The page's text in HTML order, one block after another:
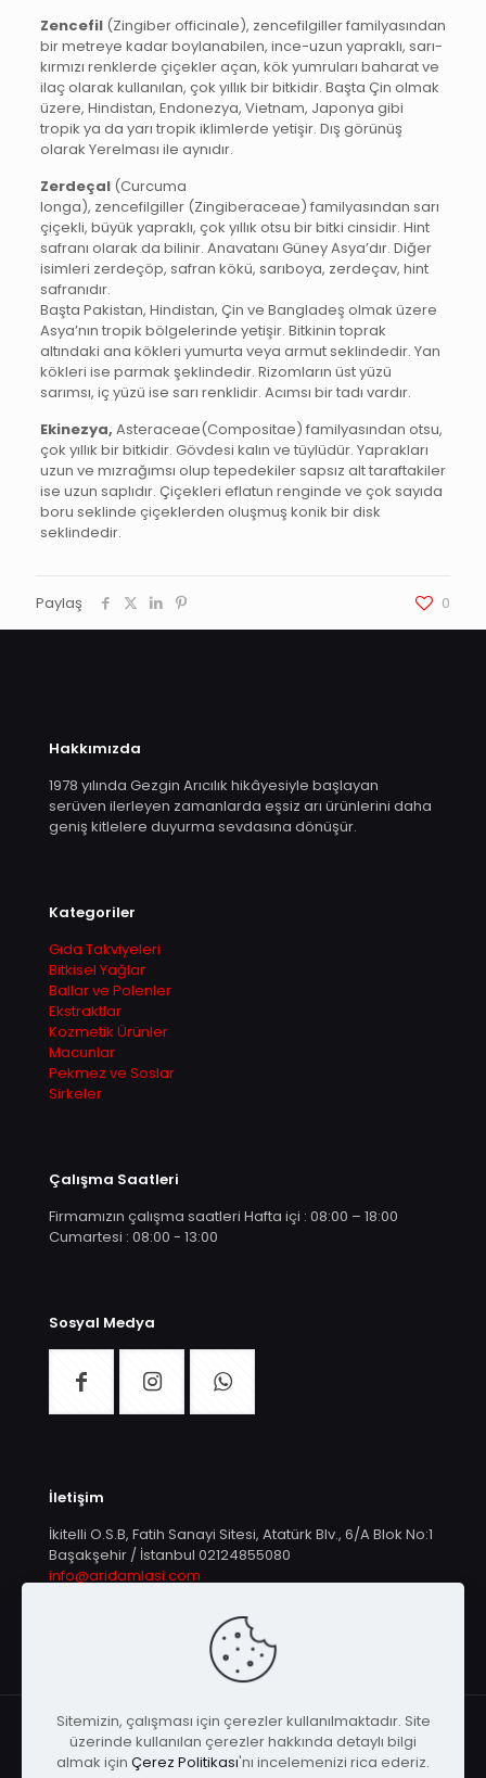
Zencefil(Zingiber officinale), zencefilgiller familyasından
bir metreye kadar boylanabilen, ince-uzun yapraklı, sarı-
kırmızı renklerde çiçekler açan, kök yumruları baharat ve
ilaç olarak kullanılan, çok yıllık bir bitkidir. Başta Çin olmak
üzere, Hindistan, Endonezya, Vietnam, Japonya gibi
tropik ya da yarı tropik iklimlerde yetişir. Dış görünüş
olarak Yerelması ile aynıdır.
Zerdeçal(Curcuma
longa), zencefilgiller (Zingiberaceae) familyasından sarı
çiçekli, büyük yapraklı, çok yıllık otsu bir bitki cinsidir. Hint
safranı olarak da bilinir. Anavatanı Güney Asya’dır. Diğer
isimleri zerdeçöp, safran kökü, sarıboya, zerdeçav, hint
safranıdır.
Başta Pakistan, Hindistan, Çin ve Bangladeş olmak üzere
Asya’nın tropik bölgelerinde yetişir. Bitkinin toprak
altındaki ana kökleri yumurta veya armut seklindedir. Yan
kökleri ise parmak şeklindedir. Rizomların üst yüzü
sarımsı, iç yüzü ise sarı renklidir. Acımsı bir tadı vardır.
Ekinezya, Asteraceae(Compositae) familyasından otsu,
çok yıllık bir bitkidir. Gövdesi kalın ve tüylüdür. Yaprakları
uzun ve mızrağımsı olup tepedekiler sapsız alt taraftakiler
ise uzun saplıdır. Çiçekleri eflatun renginde ve çok sayıda
boru seklinde çiçeklerden oluşmuş konik bir disk
seklindedir.
Paylaş 0
Hakkımızda
1978 yılında Gezgin Arıcılık hikâyesiyle başlayan
serüven ilerleyen zamanlarda eşsiz arı ürünlerini daha
geniş kitlelere duyurma sevdasına dönüşür.
Kategoriler
Gıda Takviyeleri
Bitkisel Yağlar
Ballar ve Polenler
Ekstraktlar
Kozmetik Ürünler
Macunlar
Pekmez ve Soslar
Sirkeler
Çalışma Saatleri
Firmamızın çalışma saatleri Hafta içi : 08:00 – 18:00
Cumartesi : 08:00 - 13:00
Sosyal Medya
İletişim
İkitelli O.S.B, Fatih Sanayi Sitesi, Atatürk Blv., 6/A Blok No:1
Başakşehir / İstanbul 02124855080
info@aridamlasi.com
Sitemizin, çalışması için çerezler kullanılmaktadır. Site
üzerinde kullanılan çerezler hakkında detaylı bilgi
almak için Çerez Politikası'nı incelemenizi rica ederiz.